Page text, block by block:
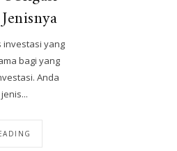
investasi yang
bagi yang
Anda